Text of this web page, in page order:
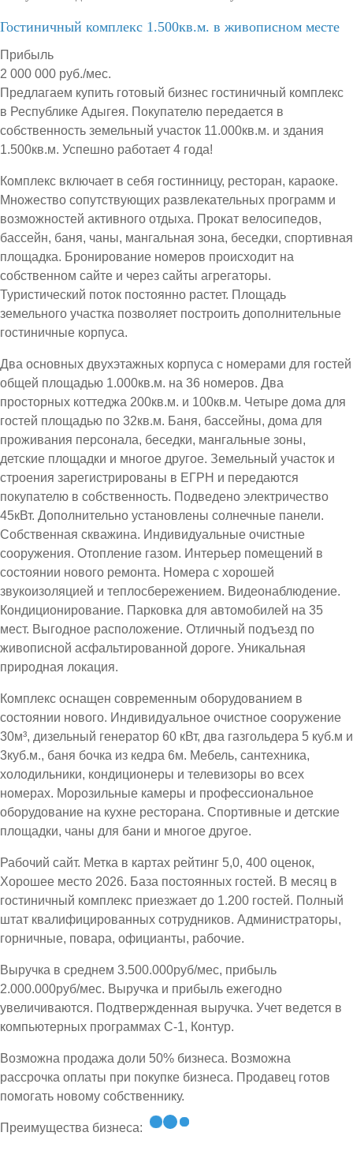
Гостиничный комплекс 1.500кв.м. в живописном месте
Прибыль
2 000 000 руб./мес.
Предлагаем купить готовый бизнес гостиничный комплекс
в Республике Адыгея. Покупателю передается в
собственность земельный участок 11.000кв.м. и здания
1.500кв.м. Успешно работает 4 года!
Комплекс включает в себя гостинницу, ресторан, караоке.
Множество сопутствующих развлекательных программ и
возможностей активного отдыха. Прокат велосипедов,
бассейн, баня, чаны, мангальная зона, беседки, спортивная
площадка. Бронирование номеров происходит на
собственном сайте и через сайты агрегаторы.
Туристический поток постоянно растет. Площадь
земельного участка позволяет построить дополнительные
гостиничные корпуса.
Два основных двухэтажных корпуса с номерами для гостей
общей площадью 1.000кв.м. на 36 номеров. Два
просторных коттеджа 200кв.м. и 100кв.м. Четыре дома для
гостей площадью по 32кв.м. Баня, бассейны, дома для
проживания персонала, беседки, мангальные зоны,
детские площадки и многое другое. Земельный участок и
строения зарегистрированы в ЕГРН и передаются
покупателю в собственность. Подведено электричество
45кВт. Дополнительно установлены солнечные панели.
Собственная скважина. Индивидуальные очистные
сооружения. Отопление газом. Интерьер помещений в
состоянии нового ремонта. Номера с хорошей
звукоизоляцией и теплосбережением. Видеонаблюдение.
Кондиционирование. Парковка для автомобилей на 35
мест. Выгодное расположение. Отличный подъезд по
живописной асфальтированной дороге. Уникальная
природная локация.
Комплекс оснащен современным оборудованием в
состоянии нового. Индивидуальное очистное сооружение
30м³, дизельный генератор 60 кВт, два газгольдера 5 куб.м и
3куб.м., баня бочка из кедра 6м. Мебель, сантехника,
холодильники, кондиционеры и телевизоры во всех
номерах. Морозильные камеры и профессиональное
оборудование на кухне ресторана. Спортивные и детские
площадки, чаны для бани и многое другое.
Рабочий сайт. Метка в картах рейтинг 5,0, 400 оценок,
Хорошее место 2026. База постоянных гостей. В месяц в
гостиничный комплекс приезжает до 1.200 гостей. Полный
штат квалифицированных сотрудников. Администраторы,
горничные, повара, официанты, рабочие.
Выручка в среднем 3.500.000руб/мес, прибыль
2.000.000руб/мес. Выручка и прибыль ежегодно
увеличиваются. Подтвержденная выручка. Учет ведется в
компьютерных программах С-1, Контур.
Возможна продажа доли 50% бизнеса. Возможна
рассрочка оплаты при покупке бизнеса. Продавец готов
помогать новому собственнику.
Преимущества бизнеса: